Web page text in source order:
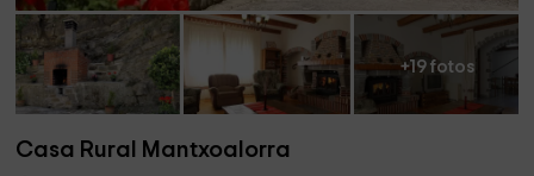
+19 fotos
Casa Rural Mantxoalorra